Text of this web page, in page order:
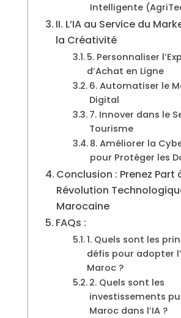
Intelligente
II. L’IA au Service du
la Créativité
5. Personnaliser
d’Achat en Ligne
6. Automatiser le
Digital
7. Innover dans le
Tourisme
8. Améliorer la
pour Protéger les
Conclusion : Prenez Part
Révolution
Marocaine
FAQs :
1. Quels sont les
défis pour adopter
Maroc ?
2. Quels sont les
investissements
Maroc dans l’IA ?